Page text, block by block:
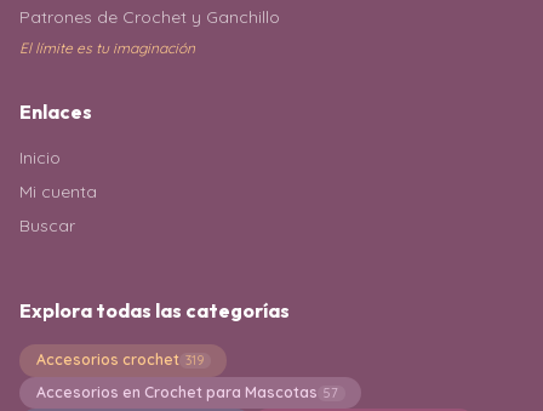
Patrones de Crochet y Ganchillo
El límite es tu imaginación
Enlaces
Inicio
Mi cuenta
Buscar
Explora todas las categorías
Accesorios crochet 319
Accesorios en Crochet para Mascotas 57